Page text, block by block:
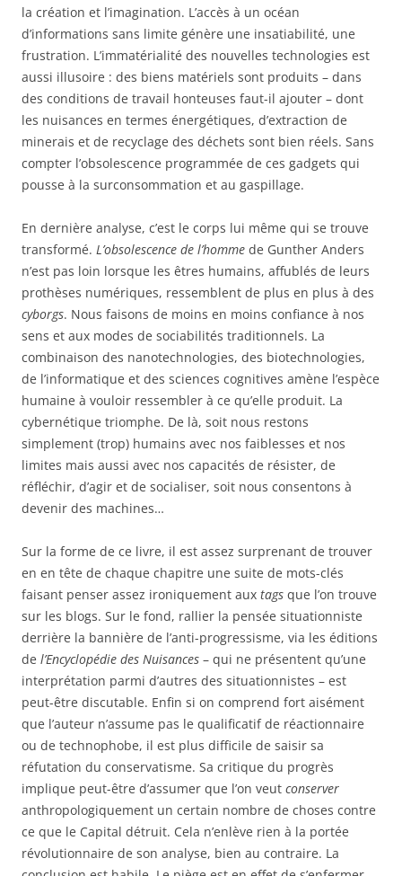
la création et l’imagination. L’accès à un océan
d’informations sans limite génère une insatiabilité, une
frustration. L’immatérialité des nouvelles technologies est
aussi illusoire : des biens matériels sont produits – dans
des conditions de travail honteuses faut-il ajouter – dont
les nuisances en termes énergétiques, d’extraction de
minerais et de recyclage des déchets sont bien réels. Sans
compter l’obsolescence programmée de ces gadgets qui
pousse à la surconsommation et au gaspillage.
En dernière analyse, c’est le corps lui même qui se trouve
transformé. L’obsolescence de l’homme de Gunther Anders
n’est pas loin lorsque les êtres humains, affublés de leurs
prothèses numériques, ressemblent de plus en plus à des
cyborgs. Nous faisons de moins en moins confiance à nos
sens et aux modes de sociabilités traditionnels. La
combinaison des nanotechnologies, des biotechnologies,
de l’informatique et des sciences cognitives amène l’espèce
humaine à vouloir ressembler à ce qu’elle produit. La
cybernétique triomphe. De là, soit nous restons
simplement (trop) humains avec nos faiblesses et nos
limites mais aussi avec nos capacités de résister, de
réfléchir, d’agir et de socialiser, soit nous consentons à
devenir des machines…
Sur la forme de ce livre, il est assez surprenant de trouver
en en tête de chaque chapitre une suite de mots-clés
faisant penser assez ironiquement aux tags que l’on trouve
sur les blogs. Sur le fond, rallier la pensée situationniste
derrière la bannière de l’anti-progressisme, via les éditions
de l’Encyclopédie des Nuisances – qui ne présentent qu’une
interprétation parmi d’autres des situationnistes – est
peut-être discutable. Enfin si on comprend fort aisément
que l’auteur n’assume pas le qualificatif de réactionnaire
ou de technophobe, il est plus difficile de saisir sa
réfutation du conservatisme. Sa critique du progrès
implique peut-être d’assumer que l’on veut conserver
anthropologiquement un certain nombre de choses contre
ce que le Capital détruit. Cela n’enlève rien à la portée
révolutionnaire de son analyse, bien au contraire. La